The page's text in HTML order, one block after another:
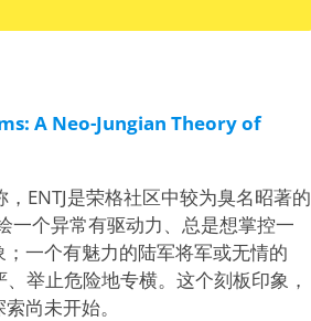
A Neo-Jungian Theory of
ENTJ是荣格社区中较为臭名昭著的
一个异常有驱动力、总是想掌控一
一个有魅力的陆军将军或无情的
举止危险地专横。这个刻板印象，
尚未开始。